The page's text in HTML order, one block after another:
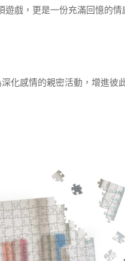
戲，更是一份充滿回憶的情
化感情的親密活動，增進彼